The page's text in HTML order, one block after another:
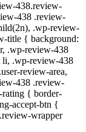
438.review-
438 .review-
.wp-review-
title { background:
.wp-review-438
li, .wp-review-438
review-area,
438 .review-
rating { border-
accept-btn {
wrapper